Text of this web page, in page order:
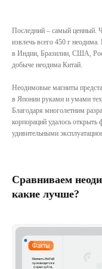
Последний – самый ценный.
извлечь всего 450 г
в Индии, Бразилии, США,
добыче неодима Китай.
Неодимовые магниты
в Японии руками и умами
Благодаря многолетним
корпораций удалось открыть
удивительными
Сравниваем
какие лучше?